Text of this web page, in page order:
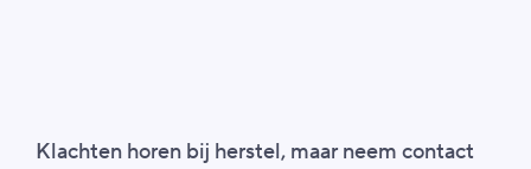
Klachten horen bij herstel, maar neem contact